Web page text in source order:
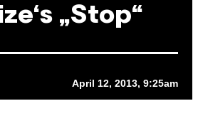
„Stop“
April 12, 2013, 9:25am